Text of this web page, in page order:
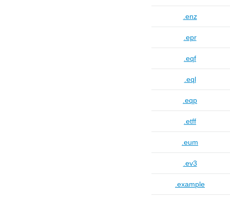
.enz
.epr
.eqf
.eql
.eqp
.etff
.eum
.ev3
.example